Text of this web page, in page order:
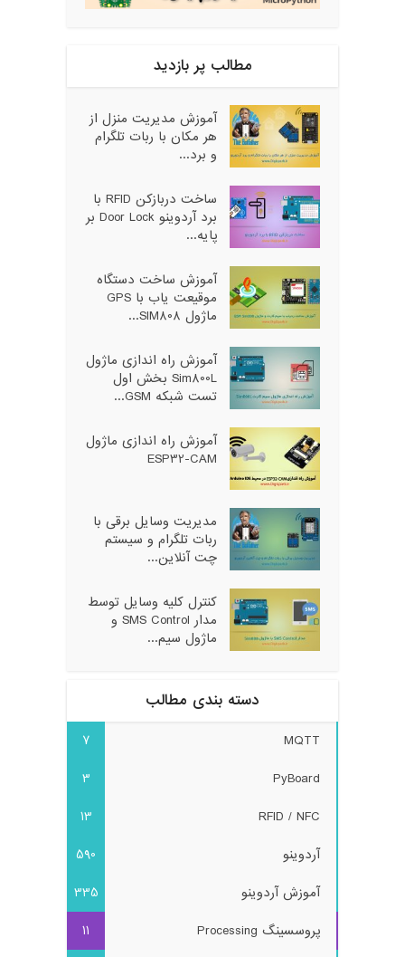
مطالب پر بازدید
آموزش مدیریت منزل از
هر مکان با ربات تلگرام
و برد...
ساخت دربازکن RFID با
برد آردوینو Door Lock بر
پایه...
آموزش ساخت دستگاه
موقیعت یاب با GPS
ماژول SIM808...
آموزش راه اندازی ماژول
Sim800L بخش اول
تست شبکه GSM...
آموزش راه اندازی ماژول
ESP32-CAM
مدیریت وسایل برقی با
ربات تلگرام و سیستم
چت آنلاین...
کنترل کلیه وسایل توسط
مدار SMS Control و
ماژول سیم...
دسته بندی مطالب
MQTT
7
PyBoard
3
RFID / NFC
13
آردوینو
590
آموزش آردوینو
335
پروسسینگ Processing
11